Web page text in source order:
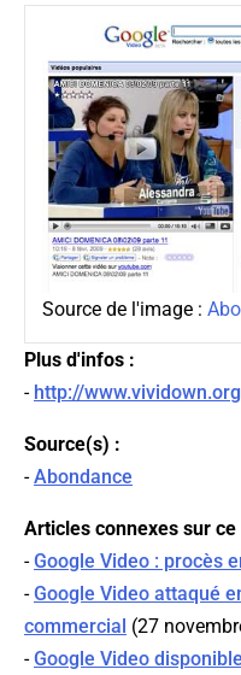
Source de l'image :
Plus d'infos :
- http://
Source(s) :
-Abondance
Articles connexes sur ce
-Google Video : procès
-Google Video attaqué
commercial (27
-Google Video